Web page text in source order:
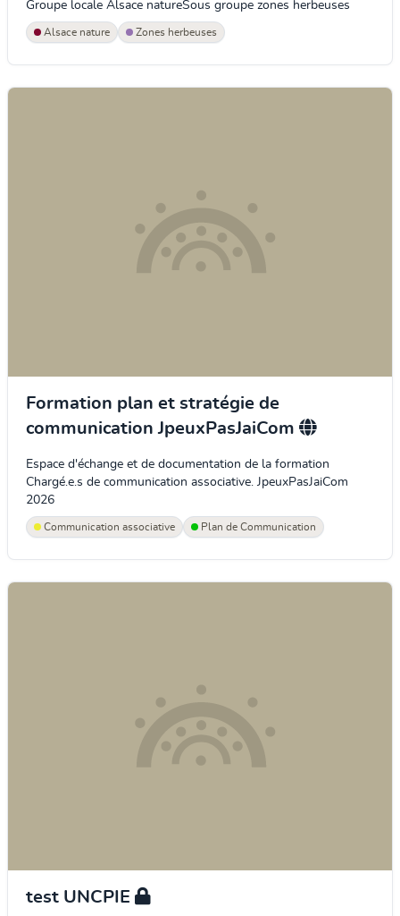
Groupe locale Alsace natureSous groupe zones herbeuses
Alsace nature Zones herbeuses
Formation plan et stratégie de
communication JpeuxPasJaiCom
Espace d'échange et de documentation de la formation
Chargé.e.s de communication associative. JpeuxPasJaiCom
2026
Communication associative Plan de Communication
test UNCPIE